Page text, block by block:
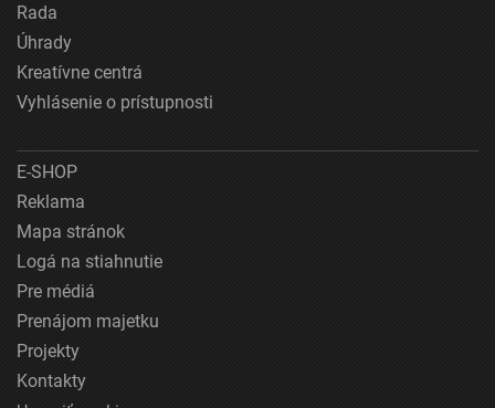
Rada
Úhrady
Kreatívne centrá
Vyhlásenie o prístupnosti
E-SHOP
Reklama
Mapa stránok
Logá na stiahnutie
Pre médiá
Prenájom majetku
Projekty
Kontakty